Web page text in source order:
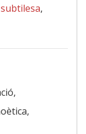
subtilesa,